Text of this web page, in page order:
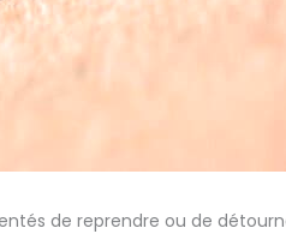
de reprendre ou de